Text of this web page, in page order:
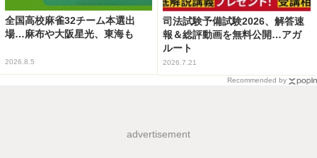
全国高校麻雀32チーム本選出
場…麻布や大阪星光、東海も
2026.8.5
司法試験予備試験2026、解答速
報＆総評動画を無料公開…アガ
ルート
2026.7.21
Recommended by
advertisement